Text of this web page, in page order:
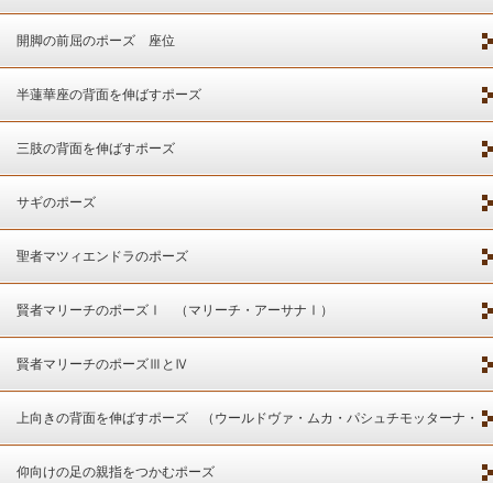
開脚の前屈のポーズ 座位
半蓮華座の背面を伸ばすポーズ
三肢の背面を伸ばすポーズ
サギのポーズ
聖者マツィエンドラのポーズ
賢者マリーチのポーズⅠ （マリーチ・アーサナⅠ）
賢者マリーチのポーズⅢとⅣ
上向きの背面を伸ばすポーズ （ウールドヴァ・ムカ・パシュチモッターナ・
アーサナ）
仰向けの足の親指をつかむポーズ